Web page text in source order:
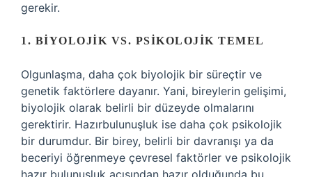
gerekir.
1. BIYOLOJIK VS. PSIKOLOJIK TEMEL
Olgunlaşma, daha çok biyolojik bir süreçtir ve
genetik faktörlere dayanır. Yani, bireylerin gelişimi,
biyolojik olarak belirli bir düzeyde olmalarını
gerektirir. Hazırbulunuşluk ise daha çok psikolojik
bir durumdur. Bir birey, belirli bir davranışı ya da
beceriyi öğrenmeye çevresel faktörler ve psikolojik
hazır bulunuşluk açısından hazır olduğunda bu